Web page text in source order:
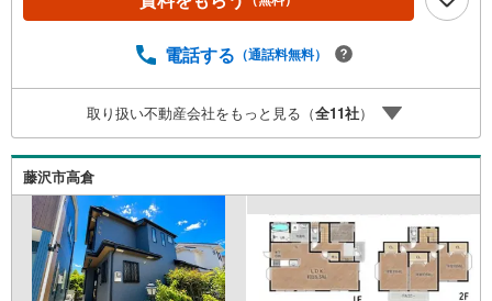
行利用可 *がん100％保証団信＋全疾病保障付き＝＝＝＝＝
さい）毎日、ご見学・ご相談が可能です。9:00～21:00ま
ーションライフプランにあった資金計画や、住宅ローンの
ご相談など。○キッズスペースもご用意しております○お車
の無料提携駐車場がございます詳しくは営業スタッフより
お伝えさせて頂きます。なんでもお気軽にお申し付けくだ
さいませ。
電話する （通話料無料）
取り扱い不動産会社をもっと見る（全11社）
藤沢市高倉